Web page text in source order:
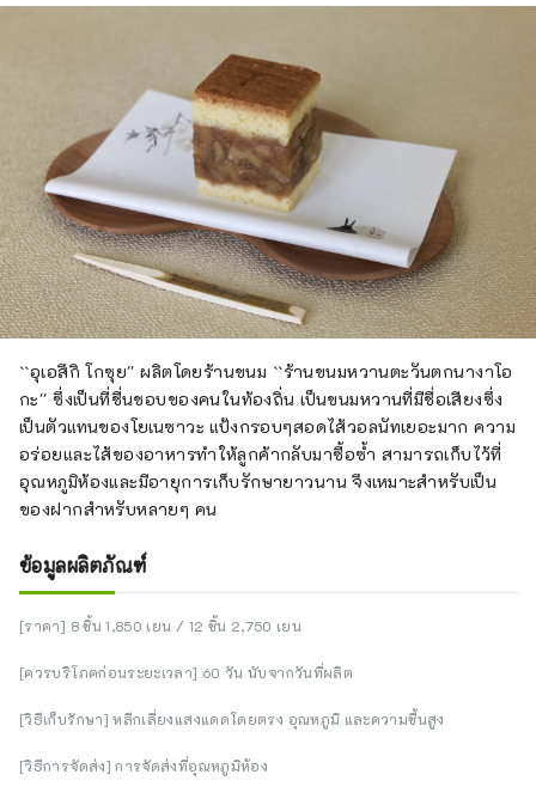
``อุเอสึกิ โกซุย'' ผลิตโดยร้านขนม ``ร้านขนมหวานตะวันตกนางาโอ
กะ'' ซึ่งเป็นที่ชื่นชอบของคนในท้องถิ่น เป็นขนมหวานที่มีชื่อเสียงซึ่ง
เป็นตัวแทนของโยเนซาวะ แป้งกรอบๆสอดไส้วอลนัทเยอะมาก ความ
อร่อยและไส้ของอาหารทำให้ลูกค้ากลับมาซื้อซ้ำ สามารถเก็บไว้ที่
อุณหภูมิห้องและมีอายุการเก็บรักษายาวนาน จึงเหมาะสำหรับเป็น
ของฝากสำหรับหลายๆ คน
ข้อมูลผลิตภัณฑ์
[ราคา] 8 ชิ้น 1,850 เยน / 12 ชิ้น 2,750 เยน
[ควรบริโภคก่อนระยะเวลา] 60 วัน นับจากวันที่ผลิต
[วิธีเก็บรักษา] หลีกเลี่ยงแสงแดดโดยตรง อุณหภูมิ และความชื้นสูง
[วิธีการจัดส่ง] การจัดส่งที่อุณหภูมิห้อง